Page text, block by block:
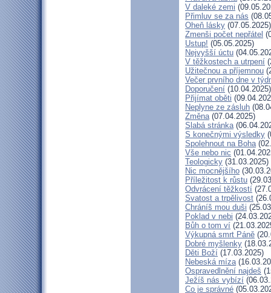
V daleké zemi
Přimluv se za nás
Oheň lásky (07.05.2025)
Zmenši počet nepřátel
Ustup! (05.05.2025)
Nejvyšší úctu
V těžkostech a utrpení
Užitečnou a příjemnou
Večer prvního dne v
Doporučení (10.04.2025)
Přijímat oběti
Neplyne ze zásluh
Změna(07.04.2025)
Slabá stránka
S konečnými výsledky
Spolehnout na Boha
Vše nebo nic
Teologicky (31.03.2025)
Nic mocnějšího
Příležitost k růstu
Odvrácení těžkostí
Svatost a trpělivost
Chráníš mou duši
Poklad v nebi
Bůh o tom ví
Výkupná smrt Páně
Dobré myšlenky
Děti Boží (17.03.2025)
Nebeská míza
Ospravedlnění najdeš
Ježíš nás vybízí
Co je správné